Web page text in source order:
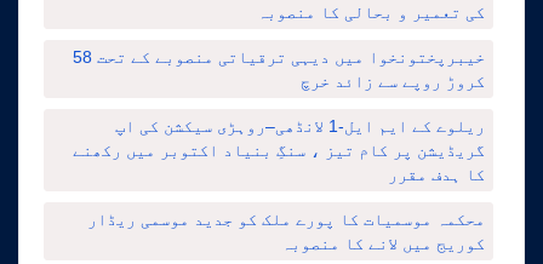
کی تعمیر و بحالی کا منصوبہ
خیبرپختونخوا میں دیہی ترقیاتی منصوبے کے تحت 58
کروڑ روپے سے زائد خرچ
ریلوے کے ایم ایل-1 لانڈھی–روہڑی سیکشن کی اپ
گریڈیشن پر کام تیز ، سنگِ بنیاد اکتوبر میں رکھنے
کا ہدف مقرر
محکمہ موسمیات کا پورے ملک کو جدید موسمی ریڈار
کوریج میں لانے کا منصوبہ